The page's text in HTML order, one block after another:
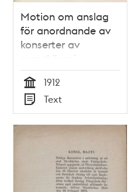
Motion om anslag
för anordnande av
konserter av
manskörer i
Stockholms parker -
Stadsfullmäktige
1912
Tid
1912
Typ
Text